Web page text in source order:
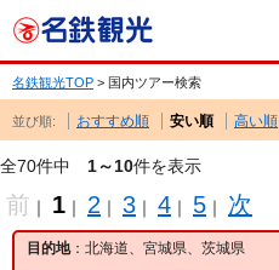
名鉄観光TOP > 国内ツアー検索
並び順: おすすめ順 安い順 高い順
全70件中 1～10件を表示
前 ｜ 1 ｜ 2 ｜ 3 ｜ 4 ｜ 5 ｜ 次
目的地：北海道、宮城県、茨城県